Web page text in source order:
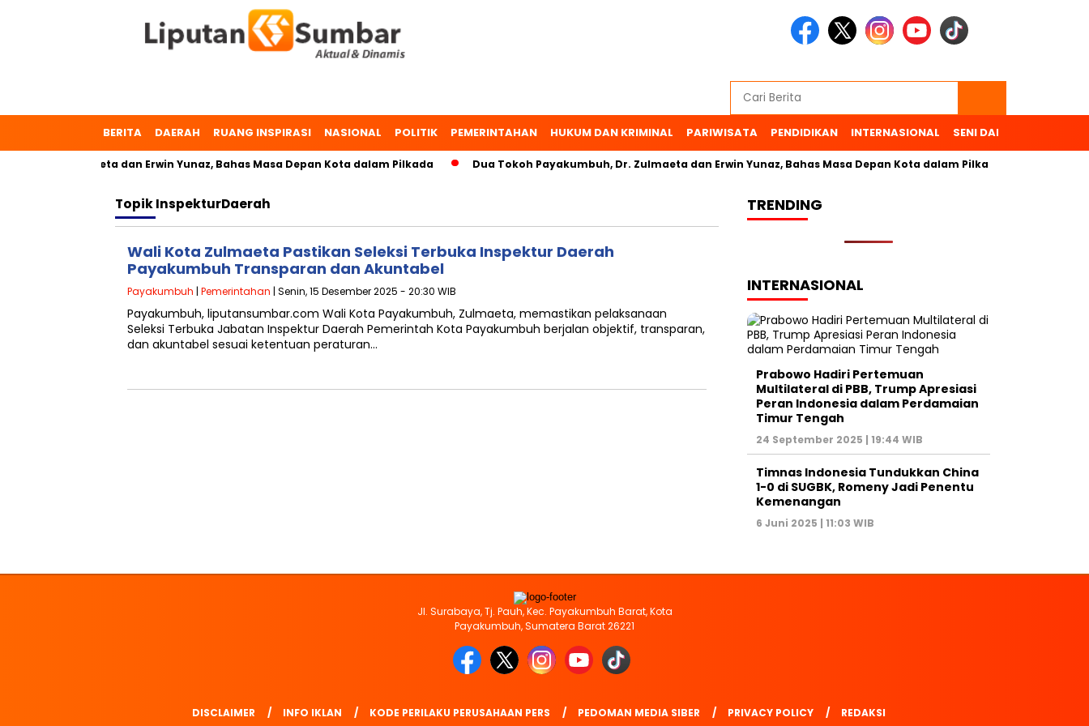
BERITA DAERAH RUANG INSPIRASI NASIONAL POLITIK PEMERINTAHAN HUKUM DAN KRIMINAL PARIWISATA PENDIDIKAN INTERNASIONAL SENI DAN BUDAYA
Dr. Zulmaeta dan Erwin Yunaz, Bahas Masa Depan Kota dalam Pilkada Dua Tokoh Payakumbuh, Dr. Zulmaeta dan Erwin Yunaz, Bahas Masa Depan Kota dalam Pilkada
TopikInspekturDaerah
Wali Kota Zulmaeta Pastikan Seleksi Terbuka Inspektur Daerah
Payakumbuh Transparan dan Akuntabel
Payakumbuh | Pemerintahan | Senin, 15 Desember 2025 - 20:30 WIB
Payakumbuh, liputansumbar.com Wali Kota Payakumbuh, Zulmaeta, memastikan pelaksanaan
Seleksi Terbuka Jabatan Inspektur Daerah Pemerintah Kota Payakumbuh berjalan objektif, transparan,
dan akuntabel sesuai ketentuan peraturan…
TRENDING
INTERNASIONAL
Prabowo Hadiri Pertemuan
Multilateral di PBB, Trump Apresiasi
Peran Indonesia dalam Perdamaian
Timur Tengah
24 September 2025 | 19:44 WIB
Timnas Indonesia Tundukkan China
1-0 di SUGBK, Romeny Jadi Penentu
Kemenangan
6 Juni 2025 | 11:03 WIB
Jl. Surabaya, Tj. Pauh, Kec. Payakumbuh Barat, Kota
Payakumbuh, Sumatera Barat 26221
DISCLAIMER INFO IKLAN KODE PERILAKU PERUSAHAAN PERS PEDOMAN MEDIA SIBER PRIVACY POLICY REDAKSI